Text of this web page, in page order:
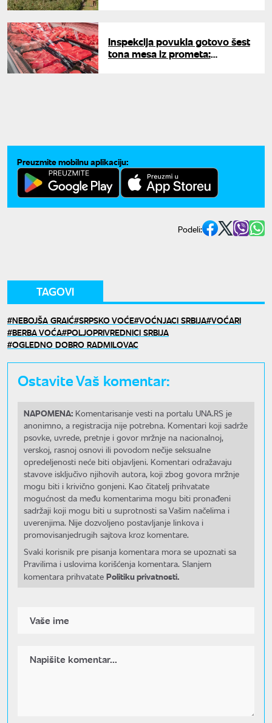
Inspekcija povukla gotovo šest
tona mesa iz prometa:
Preuzmite mobilnu aplikaciju:
Podeli:
TAGOVI
NEBOJŠA GRAIĆ SRPSKO VOĆE VOĆNJACI SRBIJA VOĆARI
BERBA VOĆA POLJOPRIVREDNICI SRBIJA
OGLEDNO DOBRO RADMILOVAC
Ostavite Vaš komentar:
NAPOMENA: Komentarisanje vesti na portalu UNA.RS je
anonimno, a registracija nije potrebna. Komentari koji sadrže
psovke, uvrede, pretnje i govor mržnje na nacionalnoj,
verskoj, rasnoj osnovi ili povodom nečije seksualne
opredeljenosti neće biti objavljeni. Komentari odražavaju
stavove isključivo njihovih autora, koji zbog govora mržnje
mogu biti i krivično gonjeni. Kao čitatelj prihvatate
mogućnost da među komentarima mogu biti pronađeni
sadržaji koji mogu biti u suprotnosti sa Vašim načelima i
uverenjima. Nije dozvoljeno postavljanje linkova i
promovisanjedrugih sajtova kroz komentare.
Svaki korisnik pre pisanja komentara mora se upoznati sa
Pravilima i uslovima korišćenja komentara. Slanjem
komentara prihvatate Politiku privatnosti.